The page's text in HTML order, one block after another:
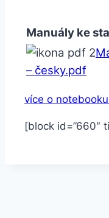
Manuály ke
– česky.pdf
více o
[block id=”660″